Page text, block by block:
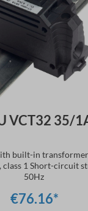
VCT32 35/
built-in transformer
1 Short-circuit
50Hz
€76.16*